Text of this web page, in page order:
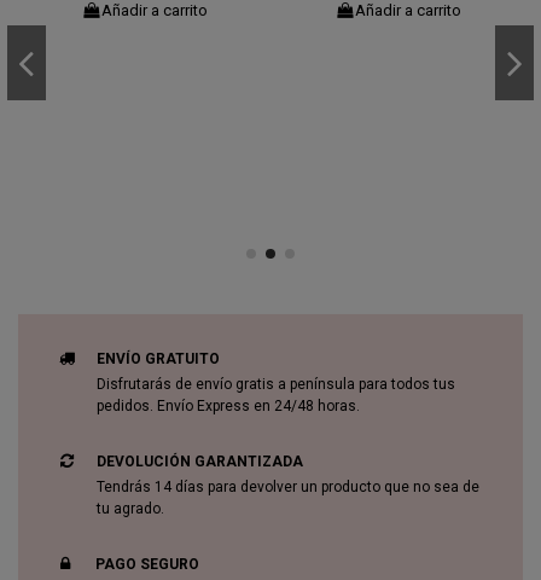
Añadir a carrito Añadir a carrito
ENVÍO GRATUITO
Disfrutarás de envío gratis a península para todos tus
pedidos. Envío Express en 24/48 horas.
DEVOLUCIÓN GARANTIZADA
Tendrás 14 días para devolver un producto que no sea de
tu agrado.
PAGO SEGURO